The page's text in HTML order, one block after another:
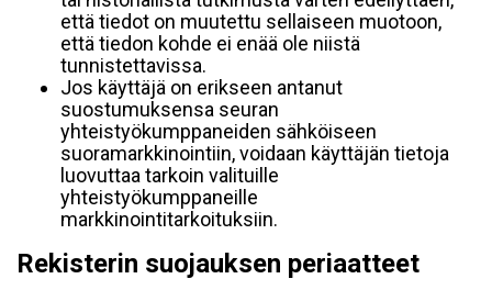
että tiedot on muutettu sellaiseen muotoon,
että tiedon kohde ei enää ole niistä
tunnistettavissa.
Jos käyttäjä on erikseen antanut
suostumuksensa seuran
yhteistyökumppaneiden sähköiseen
suoramarkkinointiin, voidaan käyttäjän tietoja
luovuttaa tarkoin valituille
yhteistyökumppaneille
markkinointitarkoituksiin.
Rekisterin suojauksen periaatteet